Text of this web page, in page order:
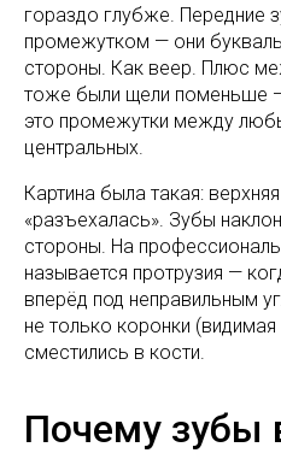
гораздо глубже. Передние
промежутком — они
стороны. Как веер. Плюс
тоже были щели поменьше
это промежутки между
центральных.
Картина была такая:
«разъехалась». Зубы
стороны. На
называется протрузия —
вперёд под неправильным
не только коронки (видимая
сместились в кости.
Почему зубы